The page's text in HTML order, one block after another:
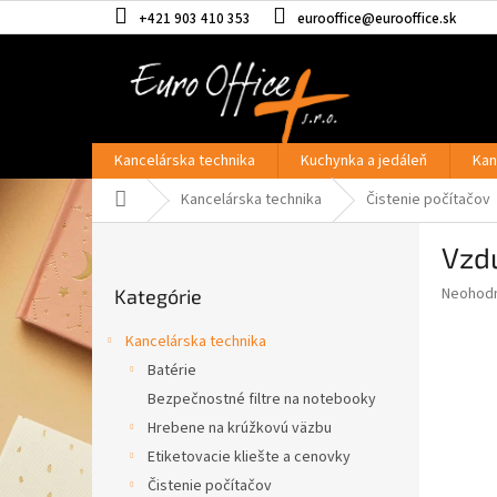
na
+421 903 410 353 eurooffice@eurooffice.sk
Kancelárska technika Kuchynka a jedáleň
DomovKancelárska technika Čistenie počítačov
o
č
p
a
l
kategórie
Kategórie
Kancelárska technika
Batérie
Bezpečnostné filtre na notebooky
Hrebene na krúžkovú väzbu
Etiketovacie kliešte a cenovky
Čistenie počítačov